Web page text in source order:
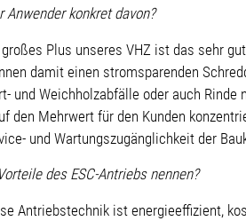
Anwender konkret davon?
großes Plus unseres VHZ ist das sehr
damit einen stromsparenden
und Weichholzabfälle oder auch
den Mehrwert für den Kunden
und Wartungszugänglichkeit der
des ESC-Antriebs nennen?
Antriebstechnik ist energieeffizient,